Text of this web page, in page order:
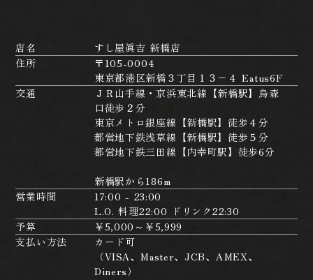
店名
すし屋眞吉 新橋店
住所
〒105-0004
東京都港区新橋３丁目１３−４ Eatus6F
交通
ＪＲ山手線・京浜東北線【新橋駅】烏森
口徒歩２分
東京メトロ銀座線【新橋駅】徒歩４分
都営地下鉄浅草線【新橋駅】徒歩５分
都営地下鉄三田線【内幸町駅】徒歩6分
新橋駅から186m
営業時間
17:00 - 23:00
L.O. 料理22:00 ドリンク22:30
予算
￥5,000～￥5,999
支払い方法
カード可
（VISA、Master、JCB、AMEX、
Diners）